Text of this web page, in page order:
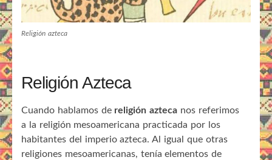
Religión azteca
Religión Azteca
Cuando hablamos de religión azteca nos referimos
a la religión mesoamericana practicada por los
habitantes del imperio azteca. Al igual que otras
religiones mesoamericanas, tenía elementos de